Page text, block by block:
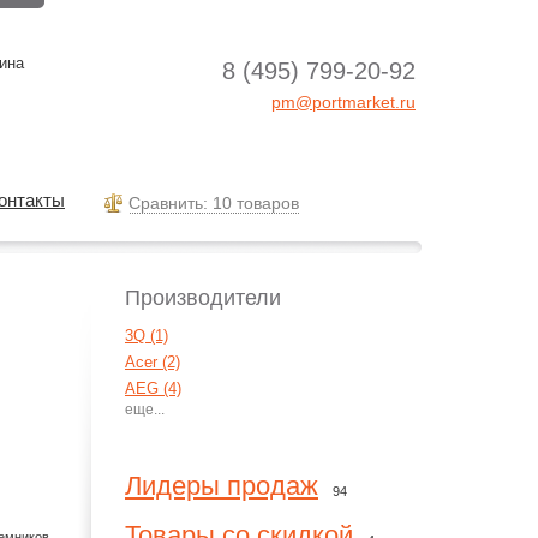
Производители
3Q (1)
Acer (2)
AEG (4)
Agva (1)
AKG (55)
Лидеры продаж 94
8 (495) 799-20-92
pm@portmarket.ru
Cравнить: 10 товаров